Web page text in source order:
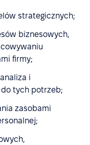
strategicznych;
biznesowych,
firmy;
i
tych potrzeb;
zasobami